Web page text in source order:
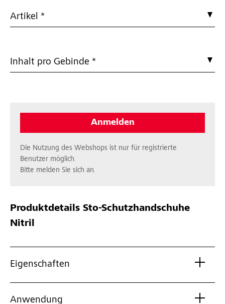
Artikel *
Inhalt pro Gebinde *
Anmelden
Die Nutzung des Webshops ist nur für registrierte
Benutzer möglich.
Bitte melden Sie sich an.
Produktdetails Sto-Schutzhandschuhe
Nitril
Eigenschaften
Anwendung